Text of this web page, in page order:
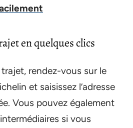
en quelques clics
rendez-vous sur le
et saisissez l’adresse
Vous pouvez également
si vous